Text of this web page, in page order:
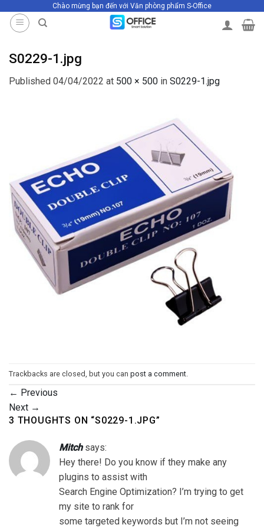
Chào mừng bạn đến với Văn phòng phẩm S-Office
S0229-1.jpg
Published 04/04/2022 at 500 × 500 in S0229-1.jpg
Trackbacks are closed, but you can post a comment
← Previous
Next →
3 THOUGHTS ON “S0229-1.JPG”
Mitch says:
Hey there! Do you know if they make any
plugins to assist with
Search Engine Optimization? I’m trying to get
my site to rank for
some targeted keywords but I’m not seeing